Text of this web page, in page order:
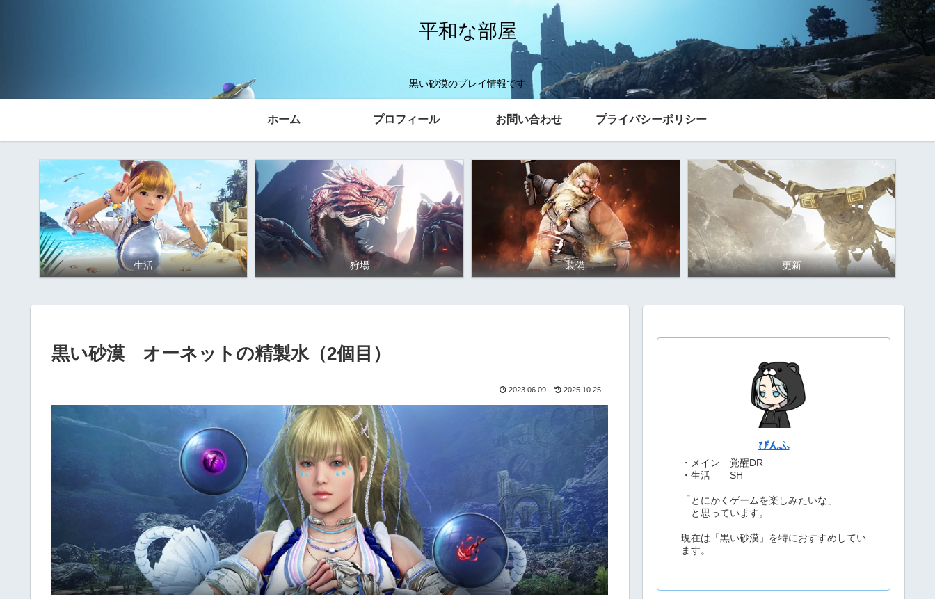
平和な部屋
黒い砂漠のプレイ情報です
ホーム プロフィール お問い合わせ プライバシーポリシー
生活 狩場 装備 更新
黒い砂漠 オーネットの精製水（2個目）
2023.06.09 2025.10.25
ぴんふ
・メイン 覚醒DR
・生活 SH
「とにかくゲームを楽しみたいな」
と思っています。
現在は「黒い砂漠」を特におすすめしてい
ます。